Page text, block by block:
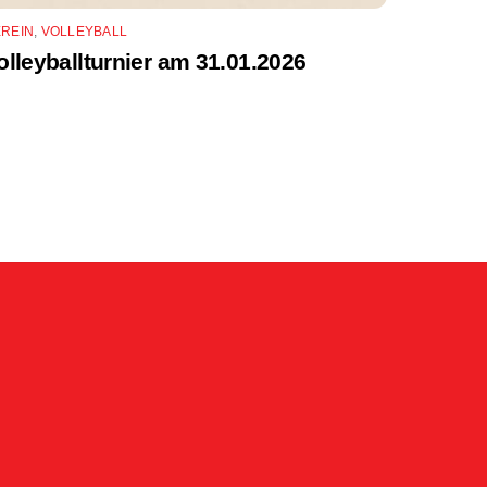
, VOLLEYBALL
am 31.01.2026